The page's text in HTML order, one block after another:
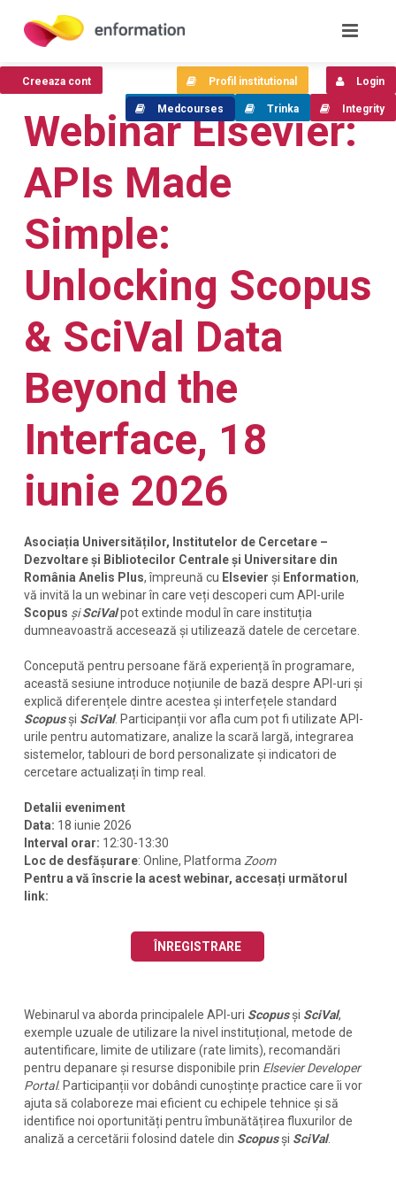
Webinar Elsevier:
APIs Made
Simple:
Unlocking Scopus
& SciVal Data
Beyond the
Interface, 18
iunie 2026
Asociația Universităților, Institutelor de Cercetare –
Dezvoltare și Bibliotecilor Centrale și Universitare din
România Anelis Plus, împreună cu Elsevier și Enformation,
vă invită la un webinar în care veți descoperi cum API-urile
Scopus șiSciValpot extinde modul în care instituția
dumneavoastră accesează și utilizează datele de cercetare.
Concepută pentru persoane fără experiență în programare,
această sesiune introduce noțiunile de bază despre API-uri și
explică diferențele dintre acestea și interfețele standard
Scopusși SciVal. Participanții vor afla cum pot fi utilizate API-
urile pentru automatizare, analize la scară largă, integrarea
sistemelor, tablouri de bord personalizate și indicatori de
cercetare actualizați în timp real.
Detalii eveniment
Data: 18 iunie 2026
Interval orar: 12:30-13:30
Loc de desfășurare: Online, Platforma Zoom
Pentru a vă înscrie la acest webinar, accesați următorul
link:
ÎNREGISTRARE
Webinarul va aborda principalele API-uri Scopusși SciVal,
exemple uzuale de utilizare la nivel instituțional, metode de
autentificare, limite de utilizare (rate limits), recomandări
pentru depanare și resurse disponibile prin Elsevier Developer
Portal. Participanții vor dobândi cunoștințe practice care îi vor
ajuta să colaboreze mai eficient cu echipele tehnice și să
identifice noi oportunități pentru îmbunătățirea fluxurilor de
analiză a cercetării folosind datele din Scopusși SciVal.
Creeaza cont Login
Profil institutional
Integrity
Trinka
Medcourses